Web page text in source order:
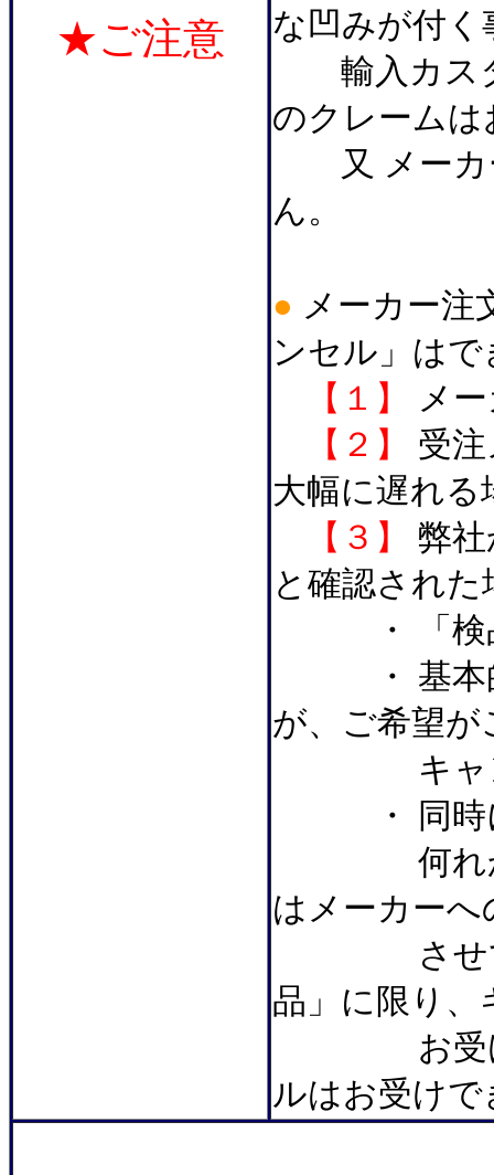
★ご注意
な凹みが付
輸入カスタ
のクレーム
又 メーカ
ん。
● メーカー注
ンセル」は
【１】
メ
【２】
受
大幅に遅れる
【３】
弊
と確認された
・ 「検品
・ 基本的
が、ご希望
キャンセ
・ 同時に
何れかの
はメーカーへ
させて戴
品」に限り
お受け致
ルはお受け